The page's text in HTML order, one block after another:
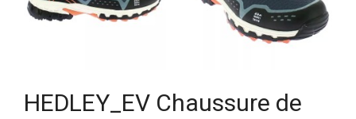
HEDLEY_EV Chaussure de